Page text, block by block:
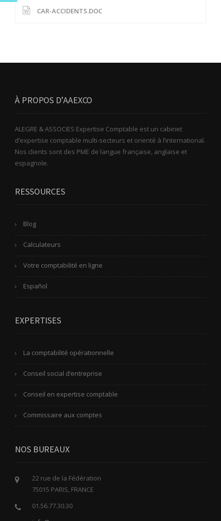
CAR-ACCIDENTS.DOC
À PROPOS D’AAEXCO
ALEGRE & ASSOCIES Expertise Comptable est un cabinet
d’expertise comptable multi-secteurs et orienté à l’international.
Nos clients sont des PME de langue française, anglaise et
espagnole.
RESSOURCES
Blog
Calculateurs
Votre comptabilité en ligne
Español
EXPERTISES
La comptabilité opérationnelle
Conseil social d’entreprise
Conseil en expertise comptable
Commissaire aux comptes
NOS BUREAUX
22 rue de la Fédération
75015 PARIS, FRANCE
01.56.77.30.30